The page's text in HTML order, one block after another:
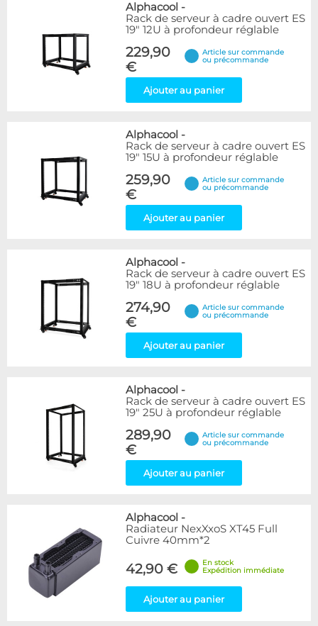
Alphacool -
Rack de serveur à cadre ouvert ES
19" 12U à profondeur réglable
229,90
€
Article sur commande
ou précommande
Ajouter au panier
Alphacool -
Rack de serveur à cadre ouvert ES
19" 15U à profondeur réglable
259,90
€
Article sur commande
ou précommande
Ajouter au panier
Alphacool -
Rack de serveur à cadre ouvert ES
19" 18U à profondeur réglable
274,90
€
Article sur commande
ou précommande
Ajouter au panier
Alphacool -
Rack de serveur à cadre ouvert ES
19" 25U à profondeur réglable
289,90
€
Article sur commande
ou précommande
Ajouter au panier
Alphacool -
Radiateur NexXxoS XT45 Full
Cuivre 40mm*2
42,90 €
En stock
Expédition immédiate
Ajouter au panier